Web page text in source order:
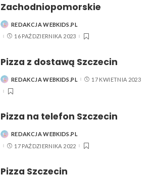
Zachodniopomorskie
POSTED
REDAKCJA WEBKIDS.PL
16 PAŹDZIERNIKA 2023
Pizza z dostawą Szczecin
POSTED
REDAKCJA WEBKIDS.PL 17 KWIETNIA 2023
Pizza na telefon Szczecin
POSTED
REDAKCJA WEBKIDS.PL
17 PAŹDZIERNIKA 2022
Pizza Szczecin